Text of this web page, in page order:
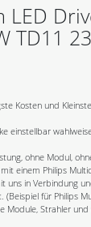
LED
TD11
Kosten und
einstellbar
ohne Modul,
einem Philips
uns in Verbindung
für Philips
Module, Strahler